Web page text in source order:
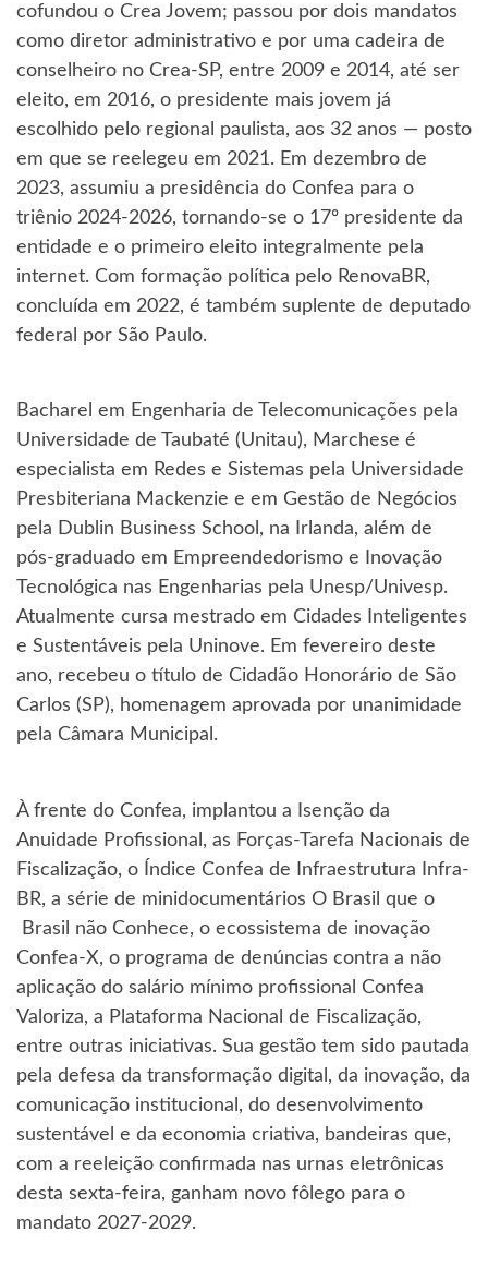
cofundou o Crea Jovem; passou por dois mandatos
como diretor administrativo e por uma cadeira de
conselheiro no Crea-SP, entre 2009 e 2014, até ser
eleito, em 2016, o presidente mais jovem já
escolhido pelo regional paulista, aos 32 anos — posto
em que se reelegeu em 2021. Em dezembro de
2023, assumiu a presidência do Confea para o
triênio 2024-2026, tornando-se o 17º presidente da
entidade e o primeiro eleito integralmente pela
internet. Com formação política pelo RenovaBR,
concluída em 2022, é também suplente de deputado
federal por São Paulo.
Bacharel em Engenharia de Telecomunicações pela
Universidade de Taubaté (Unitau), Marchese é
especialista em Redes e Sistemas pela Universidade
Presbiteriana Mackenzie e em Gestão de Negócios
pela Dublin Business School, na Irlanda, além de
pós-graduado em Empreendedorismo e Inovação
Tecnológica nas Engenharias pela Unesp/Univesp.
Atualmente cursa mestrado em Cidades Inteligentes
e Sustentáveis pela Uninove. Em fevereiro deste
ano, recebeu o título de Cidadão Honorário de São
Carlos (SP), homenagem aprovada por unanimidade
pela Câmara Municipal.
À frente do Confea, implantou a Isenção da
Anuidade Profissional, as Forças-Tarefa Nacionais de
Fiscalização, o Índice Confea de Infraestrutura Infra-
BR, a série de minidocumentários O Brasil que o
Brasil não Conhece, o ecossistema de inovação
Confea-X, o programa de denúncias contra a não
aplicação do salário mínimo profissional Confea
Valoriza, a Plataforma Nacional de Fiscalização,
entre outras iniciativas. Sua gestão tem sido pautada
pela defesa da transformação digital, da inovação, da
comunicação institucional, do desenvolvimento
sustentável e da economia criativa, bandeiras que,
com a reeleição confirmada nas urnas eletrônicas
desta sexta-feira, ganham novo fôlego para o
mandato 2027-2029.